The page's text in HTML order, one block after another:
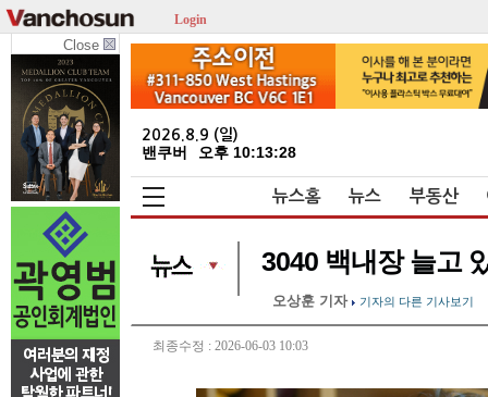
Login
Close
2026.8.9 (일)
밴쿠버 오후 10:13:28
뉴스홈 뉴스 부동산
3040 백내장 늘고
오상훈 기자 기자의 다른 기사보기
최종수정 : 2026-06-03 10:03